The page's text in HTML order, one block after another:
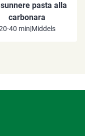
pasta alla
carbonara
40 min|Middels